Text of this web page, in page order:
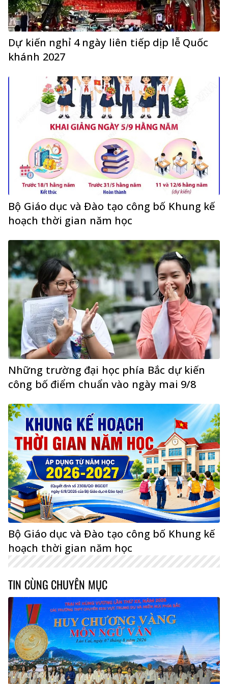
Dự kiến nghỉ 4 ngày liên tiếp dịp lễ Quốc
khánh 2027
Bộ Giáo dục và Đào tạo công bố Khung kế
hoạch thời gian năm học
Những trường đại học phía Bắc dự kiến
công bố điểm chuẩn vào ngày mai 9/8
Bộ Giáo dục và Đào tạo công bố Khung kế
hoạch thời gian năm học
TIN CÙNG CHUYÊN MỤC